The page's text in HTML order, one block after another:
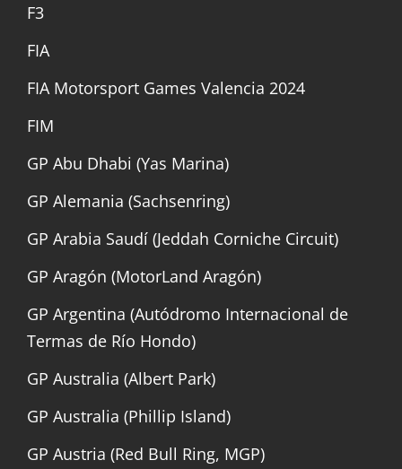
F3
FIA
FIA Motorsport Games Valencia 2024
FIM
GP Abu Dhabi (Yas Marina)
GP Alemania (Sachsenring)
GP Arabia Saudí (Jeddah Corniche Circuit)
GP Aragón (MotorLand Aragón)
GP Argentina (Autódromo Internacional de
Termas de Río Hondo)
GP Australia (Albert Park)
GP Australia (Phillip Island)
GP Austria (Red Bull Ring, MGP)